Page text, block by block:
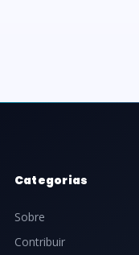
Categorias
Sobre
Contribuir